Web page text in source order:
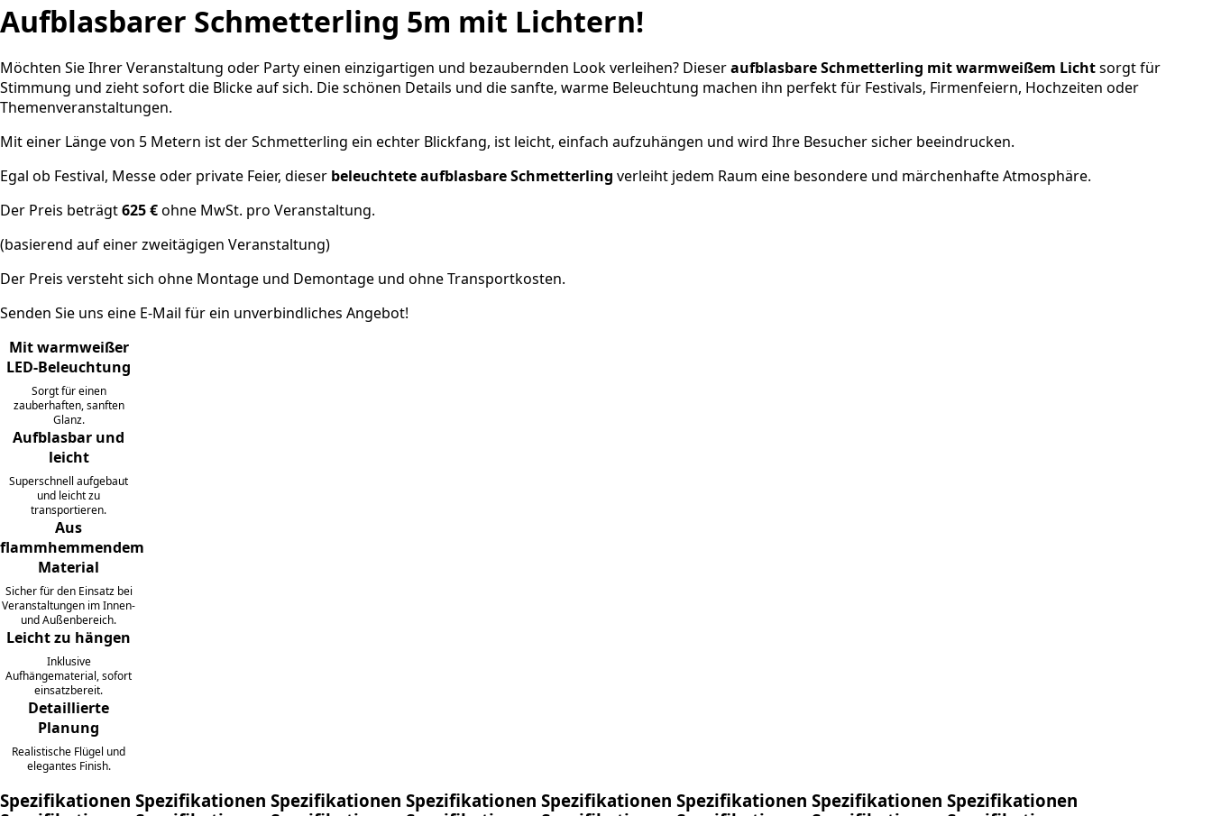
Aufblasbarer Schmetterling 5m mit Lichtern!
Möchten Sie Ihrer Veranstaltung oder Party einen einzigartigen und bezaubernden Look verleihen? Dieseraufblasbare Schmetterling mit warmweißem Lichtsorgt für
Stimmung und zieht sofort die Blicke auf sich. Die schönen Details und die sanfte, warme Beleuchtung machen ihn perfekt für Festivals, Firmenfeiern, Hochzeiten oder
Themenveranstaltungen.
Mit einer Länge von 5 Metern ist der Schmetterling ein echter Blickfang, ist leicht, einfach aufzuhängen und wird Ihre Besucher sicher beeindrucken.
Egal ob Festival, Messe oder private Feier, dieser beleuchtete aufblasbare Schmetterling verleiht jedem Raum eine besondere und märchenhafte Atmosphäre.
Der Preis beträgt625 €ohne MwSt. pro Veranstaltung.
(basierend auf einer zweitägigen Veranstaltung)
Der Preis versteht sich ohne Montage und Demontage und ohne Transportkosten.
Senden Sie uns eine E-Mail für ein unverbindliches Angebot!
Mit warmweißer
LED-Beleuchtung
Sorgt für einen
zauberhaften, sanften
Glanz.
Aufblasbar und
leicht
Superschnell aufgebaut
und leicht zu
transportieren.
Aus
flammhemmendem
Material
Sicher für den Einsatz bei
Veranstaltungen im Innen-
und Außenbereich.
Leicht zu hängen
Inklusive
Aufhängematerial, sofort
einsatzbereit.
Detaillierte
Planung
Realistische Flügel und
elegantes Finish.
Spezifikationen Spezifikationen Spezifikationen Spezifikationen Spezifikationen Spezifikationen Spezifikationen Spezifikationen